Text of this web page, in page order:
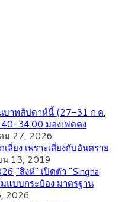
บาทสัปดาห์นี้ (27–31 ก.ค.
34.00 มองเฟดคง
ม 27, 2026
ลี่ยง เพราะเสี่ยงกับอันตราย
น 13, 2019
“สิงห์” เปิดตัว “Singha
แบบกระป๋อง มาตรฐาน
2026